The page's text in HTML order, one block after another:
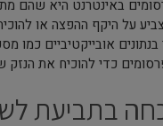
באינטרנט היא שהם
על היקף ההפצה או
אובייקטיביים כמו
כדי להוכיח את הנזק
בתביעת